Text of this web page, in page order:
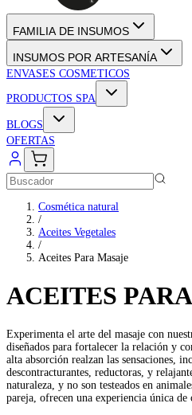
FAMILIA DE INSUMOS
INSUMOS POR ARTESANÍA
ENVASES COSMETICOS
PRODUCTOS SPA
BLOGS
OFERTAS
Cosmética natural
/
Aceites Vegetales
/
Aceites Para Masaje
ACEITES
Experimenta el arte del masaje con
diseñados para fortalecer la relación y
alta absorción realzan las sensaciones,
descontracturantes, reductoras, y
naturaleza, y no son testeados en
pareja, ofrecen una experiencia única de